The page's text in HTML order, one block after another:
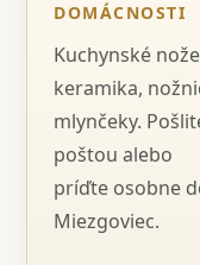
DOMÁCNOSTI
Kuchynské
keramika,
mlynčeky.
poštou alebo
príďte osobne
Miezgoviec.